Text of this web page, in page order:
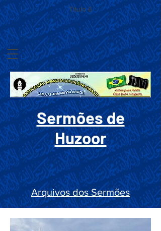
Título 6
Sermões de
Huzoor
Arquivos dos Sermões